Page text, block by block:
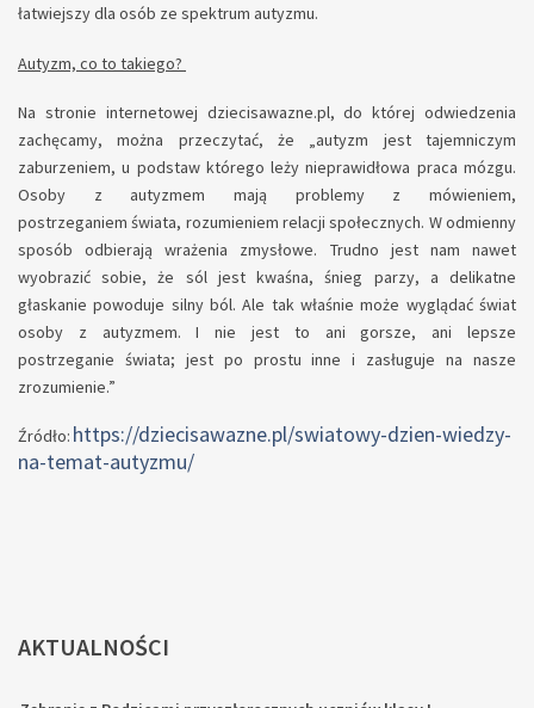
łatwiejszy dla osób ze spektrum autyzmu.
Autyzm, co to takiego?
Na stronie internetowej dziecisawazne.pl, do której odwiedzenia
zachęcamy, można przeczytać, że „autyzm jest tajemniczym
zaburzeniem, u podstaw którego leży nieprawidłowa praca mózgu.
Osoby z autyzmem mają problemy z mówieniem,
postrzeganiem świata, rozumieniem relacji społecznych. W odmienny
sposób odbierają wrażenia zmysłowe. Trudno jest nam nawet
wyobrazić sobie, że sól jest kwaśna, śnieg parzy, a delikatne
głaskanie powoduje silny ból. Ale tak właśnie może wyglądać świat
osoby z autyzmem. I nie jest to ani gorsze, ani lepsze
postrzeganie świata; jest po prostu inne i zasługuje na nasze
zrozumienie.”
Źródło: https://dziecisawazne.pl/swiatowy-dzien-wiedzy-
na-temat-autyzmu/
AKTUALNOŚCI